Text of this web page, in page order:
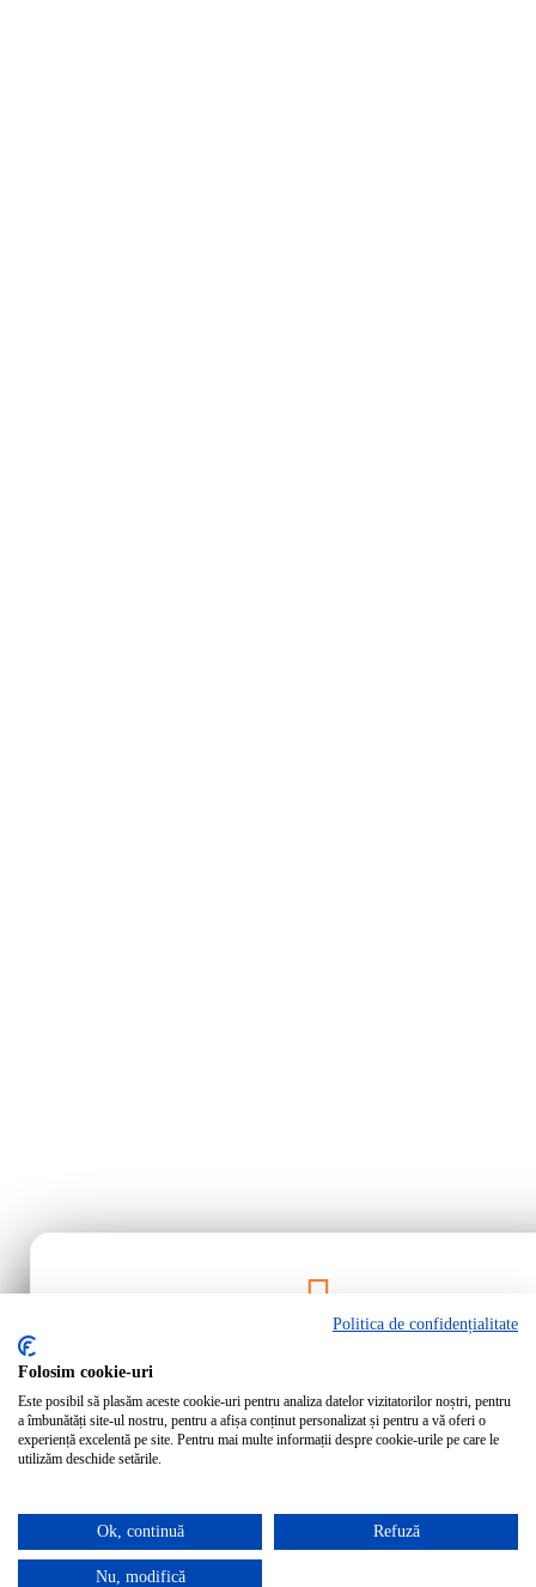
Abonează-te la newsletter-ul Bartrom pentru a primi cele mai noi
noutăți direct în inbox-ul tău.
Politica de confidențialitate
Folosim cookie-uri
Este posibil să plasăm aceste cookie-uri pentru analiza datelor vizitatorilor noștri, pentru
a îmbunătăți site-ul nostru, pentru a afișa conținut personalizat și pentru a vă oferi o
experiență excelentă pe site. Pentru mai multe informații despre cookie-urile pe care le
utilizăm deschide setările.
Ok, continuă Refuză
Nu, modifică